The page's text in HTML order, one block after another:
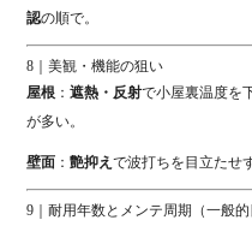
認の順で。
8｜美観・機能の狙い
屋根 ：遮熱・反射で小屋裏温度を
が多い。
壁面 ：艶抑えで波打ちを目立たせ
9｜耐用年数とメンテ周期（一般的